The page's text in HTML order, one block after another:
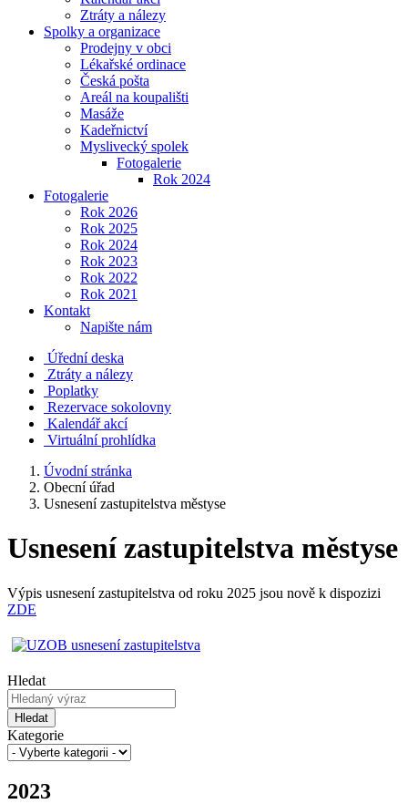
Ztráty a nálezy
Spolky a organizace
Prodejny v obci
Lékařské ordinace
Česká pošta
Areál na koupališti
Masáže
Kadeřnictví
Myslivecký spolek
Fotogalerie
Rok 2024
Fotogalerie
Rok 2026
Rok 2025
Rok 2024
Rok 2023
Rok 2022
Rok 2021
Kontakt
Napište nám
Úřední deska
Ztráty a nálezy
Poplatky
Rezervace sokolovny
Kalendář akcí
Virtuální prohlídka
Úvodní stránka
Obecní úřad
Usnesení zastupitelstva městyse
Usnesení zastupitelstva městyse
Výpis usnesení zastupitelstva od roku 2025 jsou nově k dispozizi
ZDE
Hledat
Hledat
Kategorie
2023